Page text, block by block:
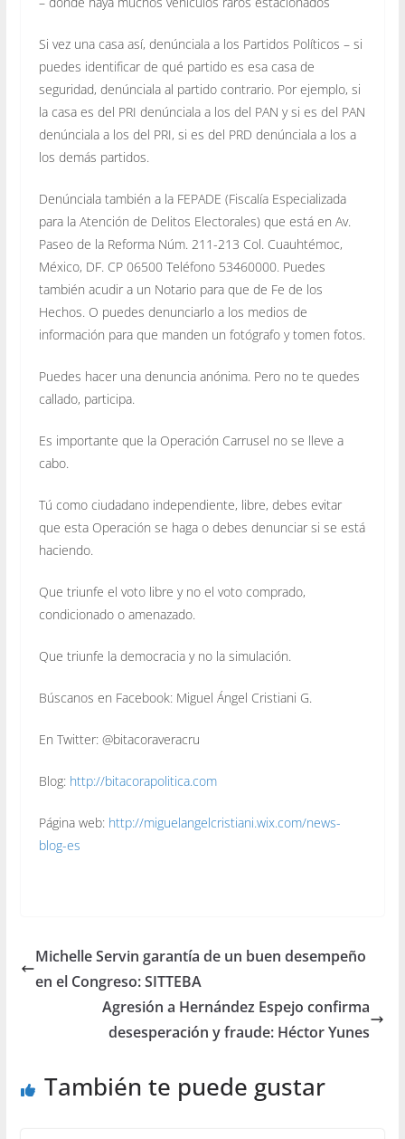
Si vez una casa así, denúnciala a los Partidos Políticos – si
puedes identificar de qué partido es esa casa de
seguridad, denúnciala al partido contrario. Por ejemplo, si
la casa es del PRI denúnciala a los del PAN y si es del PAN
denúnciala a los del PRI, si es del PRD denúnciala a los a
los demás partidos.
Denúnciala también a la FEPADE (Fiscalía Especializada
para la Atención de Delitos Electorales) que está en Av.
Paseo de la Reforma Núm. 211-213 Col. Cuauhtémoc,
México, DF. CP 06500 Teléfono 53460000. Puedes
también acudir a un Notario para que de Fe de los
Hechos. O puedes denunciarlo a los medios de
información para que manden un fotógrafo y tomen fotos.
Puedes hacer una denuncia anónima. Pero no te quedes
callado, participa.
Es importante que la Operación Carrusel no se lleve a
cabo.
Tú como ciudadano independiente, libre, debes evitar
que esta Operación se haga o debes denunciar si se está
haciendo.
Que triunfe el voto libre y no el voto comprado,
condicionado o amenazado.
Que triunfe la democracia y no la simulación.
Búscanos en Facebook: Miguel Ángel Cristiani G.
En Twitter: @bitacoraveracru
Blog: http://bitacorapolitica.com
Página web: http://miguelangelcristiani.wix.com/news-
blog-es
Michelle Servin garantía de un buen desempeño
en el Congreso: SITTEBA
Agresión a Hernández Espejo confirma
desesperación y fraude: Héctor Yunes
También te puede gustar